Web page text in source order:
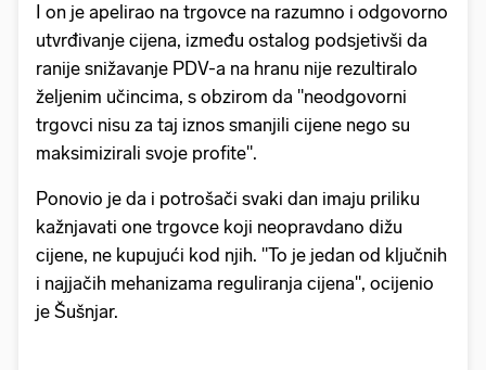
I on je apelirao na trgovce na razumno i odgovorno
utvrđivanje cijena, između ostalog podsjetivši da
ranije snižavanje PDV-a na hranu nije rezultiralo
željenim učincima, s obzirom da "neodgovorni
trgovci nisu za taj iznos smanjili cijene nego su
maksimizirali svoje profite".
Ponovio je da i potrošači svaki dan imaju priliku
kažnjavati one trgovce koji neopravdano dižu
cijene, ne kupujući kod njih. "To je jedan od ključnih
i najjačih mehanizama reguliranja cijena", ocijenio
je Šušnjar.